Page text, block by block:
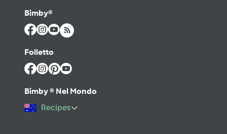
Bimby®
Folletto
Bimby ® Nel Mondo
Recipes